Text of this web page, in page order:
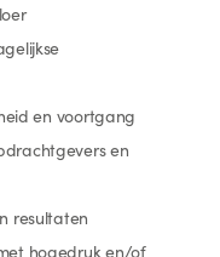
en voortgang
en
resultaten
hogedruk en/of